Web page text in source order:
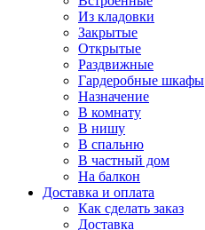
Из кладовки
Закрытые
Открытые
Раздвижные
Гардеробные шкафы
Назначение
В комнату
В нишу
В спальню
В частный дом
На балкон
Доставка и оплата
Как сделать заказ
Доставка